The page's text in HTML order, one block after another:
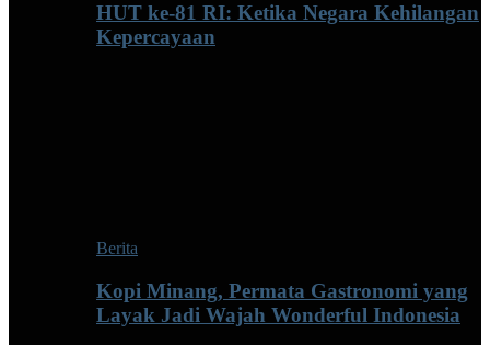
HUT ke-81 RI: Ketika Negara Kehilangan
Kepercayaan
Berita
Kopi Minang, Permata Gastronomi yang
Layak Jadi Wajah Wonderful Indonesia